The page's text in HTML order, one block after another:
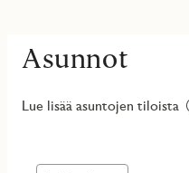
Asunnot
Lue lisää asuntojen tiloista